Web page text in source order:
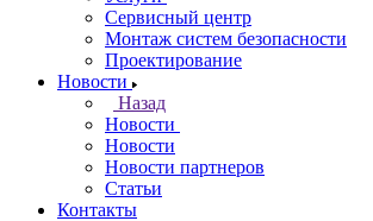
Сервисный центр
Монтаж систем безопасности
Проектирование
Новости
Назад
Новости
Новости
Новости партнеров
Статьи
Контакты